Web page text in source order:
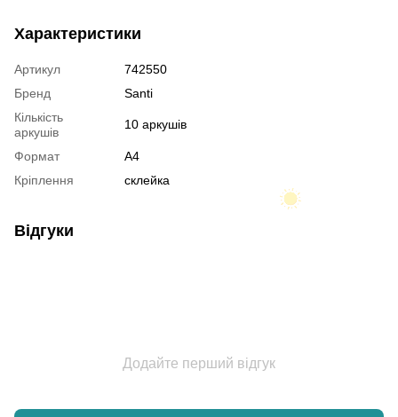
Характеристики
Артикул
742550
Бренд
Santi
Кількість
аркушів
10 аркушів
Формат
A4
Кріплення
склейка
Відгуки
Додайте перший відгук